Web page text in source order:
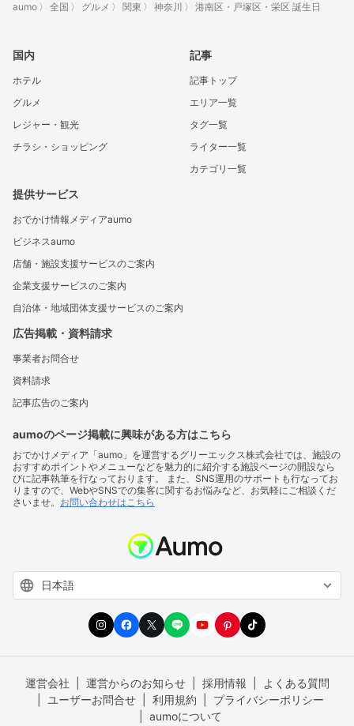
aumo
全国 グルメ 関東 神奈川 港南区・戸塚区・栄区 誕生日
国内
ホテル
グルメ
レジャー・観光
チラシ・ショッピング
記事
記事トップ
エリア一覧
タグ一覧
ライター一覧
カテゴリ一覧
提供サービス
おでかけ情報メディアaumo
ビジネスaumo
店舗・施設支援サービスのご案内
企業支援サービスのご案内
自治体・地域団体支援サービスのご案内
広告掲載・資料請求
事業者お問合せ
資料請求
記事広告のご案内
aumoのページ掲載に興味がある方はこちら
おでかけメディア「aumo」を運営するグリーエックス株式会社では、施設の
おすすめポイントやメニューなどを魅力的に紹介する施設ページの開設なら
びに記事執筆を行なっております。 また、SNS運用のサポートも行なってお
りますので、WebやSNSでの集客に関するお悩みなど、お気軽にご相談くだ
さいませ。 お問い合わせはこちら
運営会社 運営からのお知らせ 採用情報
よくある質問
ユーザーお問合せ
利用規約
プライバシーポリシー
aumoについて